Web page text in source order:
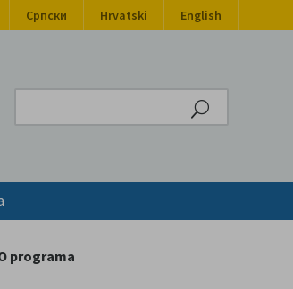
Српски Hrvatski English
programa